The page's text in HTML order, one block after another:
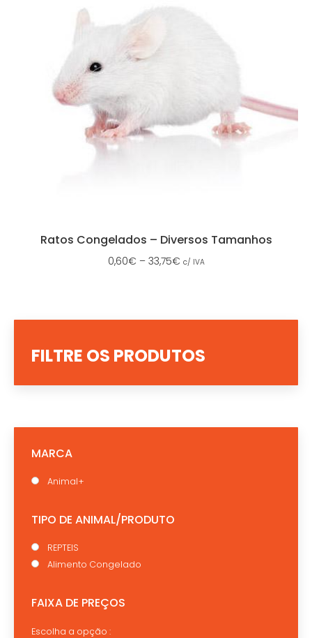
Ratos Congelados – Diversos Tamanhos
0,60€ – 33,75€ c/ IVA
FILTRE OS PRODUTOS
MARCA
Animal+
TIPO DE ANIMAL/PRODUTO
REPTEIS
Alimento Congelado
FAIXA DE PREÇOS
Escolha a opção :